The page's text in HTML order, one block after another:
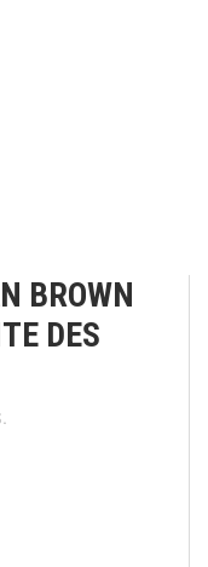
BROWN
DES